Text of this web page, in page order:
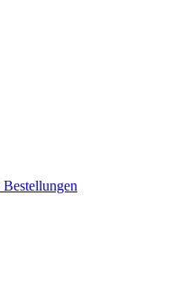
Bestellungen